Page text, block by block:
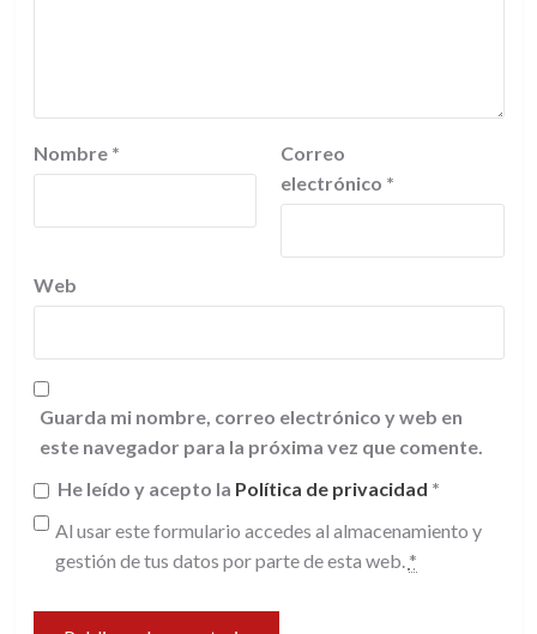
Nombre *
Correo
electrónico *
Web
Guarda mi nombre, correo electrónico y web en
este navegador para la próxima vez que comente.
He leído y acepto la Política de privacidad *
Al usar este formulario accedes al almacenamiento y
gestión de tus datos por parte de esta web. *